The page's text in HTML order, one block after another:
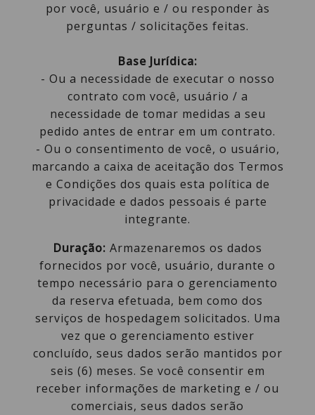
por você, usuário e / ou responder às
perguntas / solicitações feitas.
Base Jurídica:
- Ou a necessidade de executar o nosso
contrato com você, usuário / a
necessidade de tomar medidas a seu
pedido antes de entrar em um contrato.
- Ou o consentimento de você, o usuário,
marcando a caixa de aceitação dos Termos
e Condições dos quais esta política de
privacidade e dados pessoais é parte
integrante.
Duração: Armazenaremos os dados
fornecidos por você, usuário, durante o
tempo necessário para o gerenciamento
da reserva efetuada, bem como dos
serviços de hospedagem solicitados. Uma
vez que o gerenciamento estiver
concluído, seus dados serão mantidos por
seis (6) meses. Se você consentir em
receber informações de marketing e / ou
comerciais, seus dados serão